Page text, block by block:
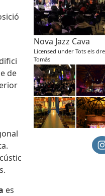
de
es
Nova Jazz Cava
Licensed under Tots els
Tomàs